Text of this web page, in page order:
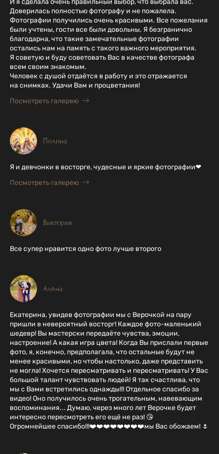
И я сделала очень правильный выбор, что выбрала вас.
Доверилась полностью фотографу и не пожалела.
Фотографии получились очень красивыми. Все пожелания
были учтены, гости все были довольны. Я безгранично
благодарна, что такие замечательные фотографии
остались нам на память с такого важного мероприятия.
Я советую и буду советовать Вас в качестве фотографа
всем своим знакомым.
Человек с душой отдаётся в работу и это отражается
на снимках. Удачи Вам и процветания!
Посмотреть галерею
Полина
Я и девчонки в восторге, чудесные и яркие фотографии❤
Посмотреть галерею
Виктория
Все супер нравится одно фото лучше второго
Алёна
Екатерина, увидев фотографии мы с Верочкой на пару
пришли в невероятный восторг! Каждое фото-маленький
шедевр! Вы мастерски передаёте чувства, эмоции,
настроение! А какая игра цвета! Когда Вы прислали первые
фото, я, конечно, предполагала, что остальные будут не
менее красивыми, но чтобы настолько, даже представить
не могла! Хочется пересматривать и пересматривать! У Вас
большой талант чувствовать людей! Я так счастлива, что
мы с Вами встретились однажды!!! Отдельное спасибо за
видео! Оно получилось очень трогательным, навевающим
воспоминания... Думаю, через много лет Верочке будет
интересно пересмотреть его ещё не раз! 😘
Огромнейшее спасибо!!!❤️❤️❤️❤️❤️❤️❤️❤️мы Вас обожаем! 🌷